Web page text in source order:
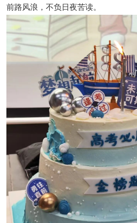
前路风浪，不负日夜苦读。